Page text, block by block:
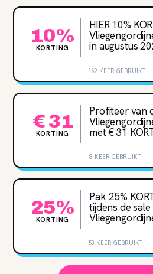
10%
KORTING
HIER 10%
in augustus
152 KEER GEBRUIKT
€ 31
KORTING
Profiteer van
met € 31
8 KEER GEBRUIKT
25%
KORTING
Pak 25%
tijdens de
53 KEER GEBRUIKT